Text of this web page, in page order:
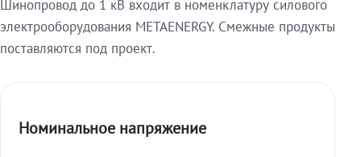
Шинопровод до 1 кВ входит в номенклатуру силового
электрооборудования METAENERGY. Смежные продукты
поставляются под проект.
Номинальное напряжение